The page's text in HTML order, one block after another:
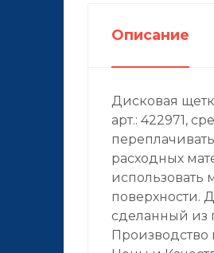
Описание
Дисковая
арт.: 422971,
расходных
использовать
поверхности.
сделанный из
Производство